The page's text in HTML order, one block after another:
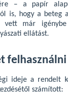
– a papír
is, hogy a beteg
vett már igénybe
ellátást.
felhasználni
ideje a rendelt
számított: